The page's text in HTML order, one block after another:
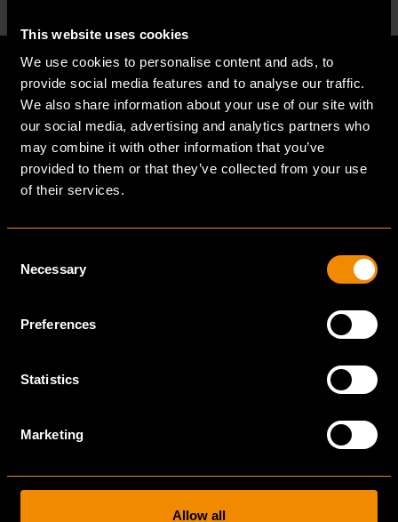
This website uses cookies
We use cookies to personalise content and ads, to
provide social media features and to analyse our traffic.
We also share information about your use of our site with
our social media, advertising and analytics partners who
may combine it with other information that you’ve
provided to them or that they’ve collected from your use
of their services.
Selection
Necessary
Preferences
Statistics
Marketing
Allow all
IN NEDERLAND EN HET
in Frankrijk. Hoewel deze clubs niet in Dennis’ eigen
portfolio staan, ziet hij ze als een pluspunt: “Ze